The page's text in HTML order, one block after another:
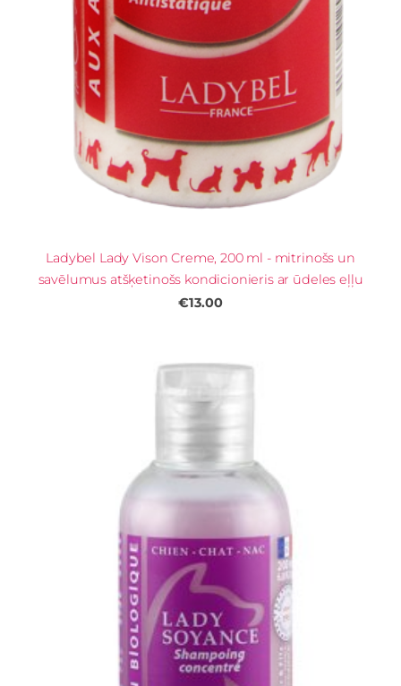
Ladybel Lady Vison Creme, 200 ml - mitrinošs un
savēlumus atšķetinošs kondicionieris ar ūdeles eļļu
€13.00